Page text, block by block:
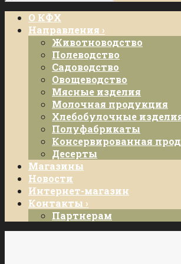
О КФХ
Направления ›
Животноводство
Полеводство
Садоводство
Овощеводство
Мясные изделия
Молочная продукция
Хлебобулочные
Полуфабрикаты
Консервированная
Десерты
Магазины
Новости
Интернет-магазин
Контакты ›
Партнерам